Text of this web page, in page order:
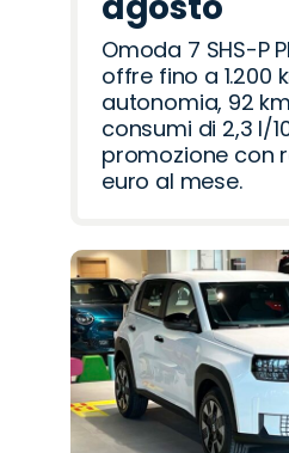
Omoda 7 SHS-P
offre fino a 1.200
autonomia, 92
consumi di 2,3 l/
promozione con
euro al mese.